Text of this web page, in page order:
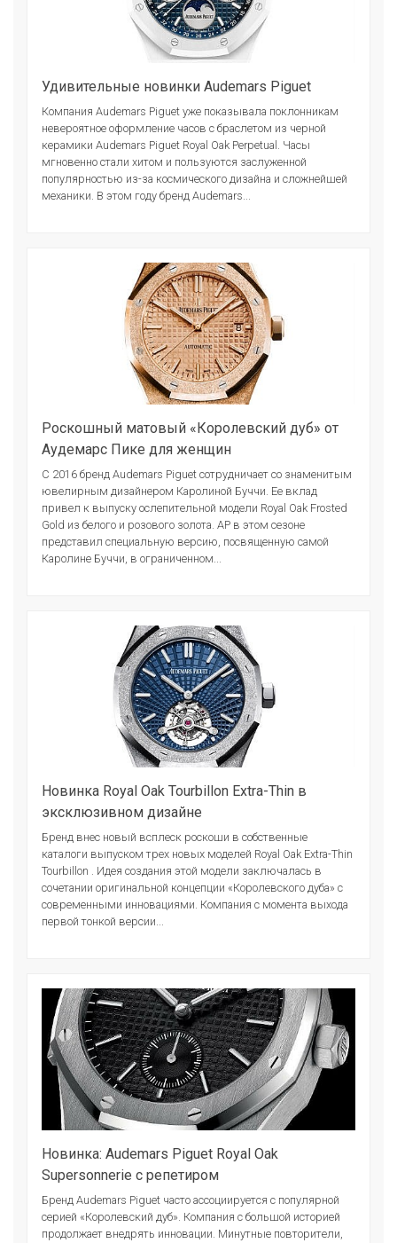
Удивительные новинки Audemars Piguet
Компания Audemars Piguet уже показывала поклонникам
невероятное оформление часов с браслетом из черной
керамики Audemars Piguet Royal Oak Perpetual. Часы
мгновенно стали хитом и пользуются заслуженной
популярностью из-за космического дизайна и сложнейшей
механики. В этом году бренд Audemars...
Роскошный матовый «Королевский дуб» от
Аудемарс Пике для женщин
С 2016 бренд Audemars Piguet сотрудничает со знаменитым
ювелирным дизайнером Каролиной Буччи. Ее вклад
привел к выпуску ослепительной модели Royal Oak Frosted
Gold из белого и розового золота. AP в этом сезоне
представил специальную версию, посвященную самой
Каролине Буччи, в ограниченном...
Новинка Royal Oak Tourbillon Extra-Thin в
эксклюзивном дизайне
Бренд внес новый всплеск роскоши в собственные
каталоги выпуском трех новых моделей Royal Oak Extra-Thin
Tourbillon . Идея создания этой модели заключалась в
сочетании оригинальной концепции «Королевского дуба» с
современными инновациями. Компания с момента выхода
первой тонкой версии...
Новинка: Audemars Piguet Royal Oak
Supersonnerie с репетиром
Бренд Audemars Piguet часто ассоциируется с популярной
серией «Королевский дуб». Компания с большой историей
продолжает внедрять инновации. Минутные повторители,